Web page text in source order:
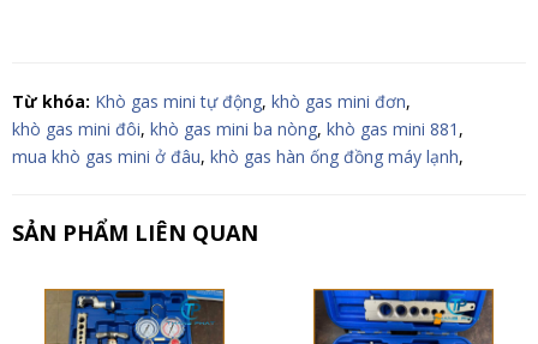
Từ khóa: Khò gas mini tự động, khò gas mini đơn,
khò gas mini đôi, khò gas mini ba nòng, khò gas mini 881 ,
mua khò gas mini ở đâu, khò gas hàn ống đồng máy lạnh,
SẢN PHẨM LIÊN QUAN